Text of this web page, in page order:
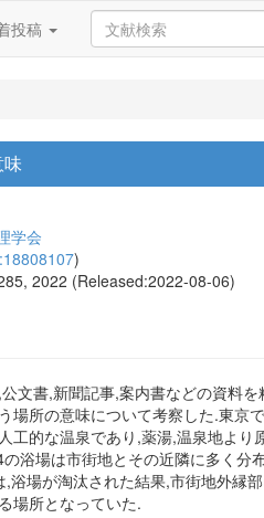
投稿
学会
)
2022 (Released:2022-08-06)
文書,新聞記事,案内書などの資料
場所の意味について考察した.東
工的な温泉であり,薬湯,温泉地よ
浴場は市街地とその近隣に多く
場が淘汰された結果,市街地外縁
場所となっていた.